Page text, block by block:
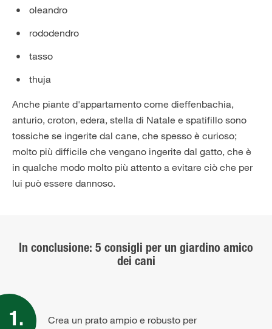
oleandro
rododendro
tasso
thuja
Anche piante d'appartamento come dieffenbachia,
anturio, croton, edera, stella di Natale e spatifillo sono
tossiche se ingerite dal cane, che spesso è curioso;
molto più difficile che vengano ingerite dal gatto, che è
in qualche modo molto più attento a evitare ciò che per
lui può essere dannoso.
In conclusione: 5 consigli per un giardino amico
dei cani
Crea un prato ampio e robusto per